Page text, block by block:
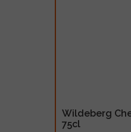
Wildeberg
75cl